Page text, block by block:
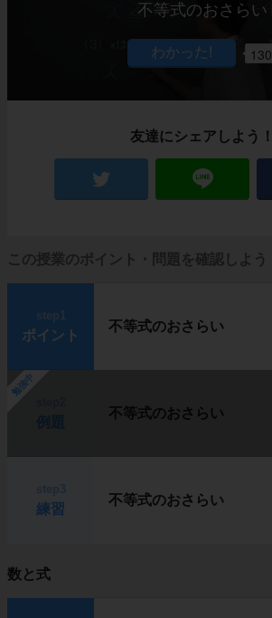
不等式のおさらい
130
友達にシェアしよう！
この授業のポイント・問題を確認しよう
ポイント
不等式のおさらい
勉強中
不等式のおさらい
練習
不等式のおさらい
数と式